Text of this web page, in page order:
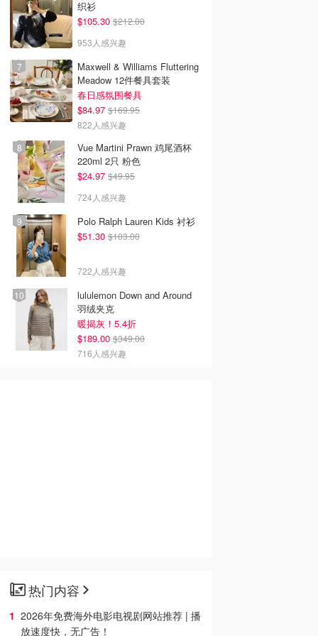
织衫
$105.30 $212.00
953人感兴趣
Maxwell & Williams Fluttering
Meadow 12件餐具套装
春日感氛围餐具
$84.97 $169.95
822人感兴趣
Vue Martini Prawn 鸡尾酒杯
220ml 2只 粉色
$24.97 $49.95
724人感兴趣
Polo Ralph Lauren Kids 衬衫
$51.30 $103.00
722人感兴趣
lululemon Down and Around
羽绒夹克
暖揭灰！5.4折
$189.00 $349.00
716人感兴趣
热门内容
2026年免费海外电影电视剧网站推荐 | 播
放速度快，无广告！